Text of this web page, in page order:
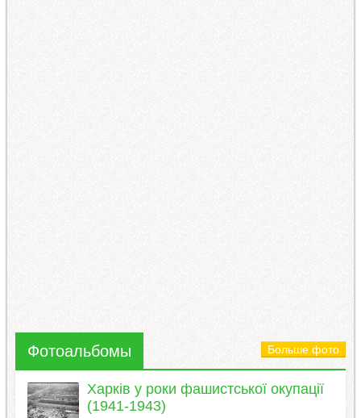
Фотоальбомы Больше фото
Харків у роки фашистської окупації
(1941-1943)